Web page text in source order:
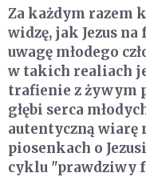
Za każdym razem
widzę, jak Jezus
uwagę młodego
w takich realiach
trafienie z żywym
głębi serca
autentyczną wiarę
piosenkach o
cyklu "prawdziwy